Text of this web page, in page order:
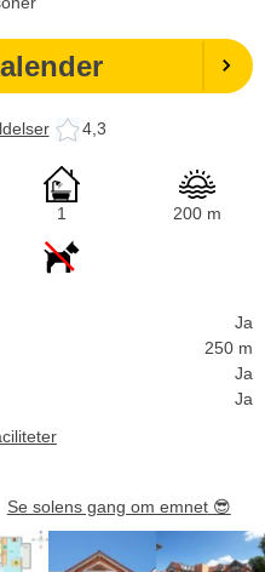
4,3
1 200 m
Ja
250 m
Ja
Ja
Se solens gang om emnet 😎